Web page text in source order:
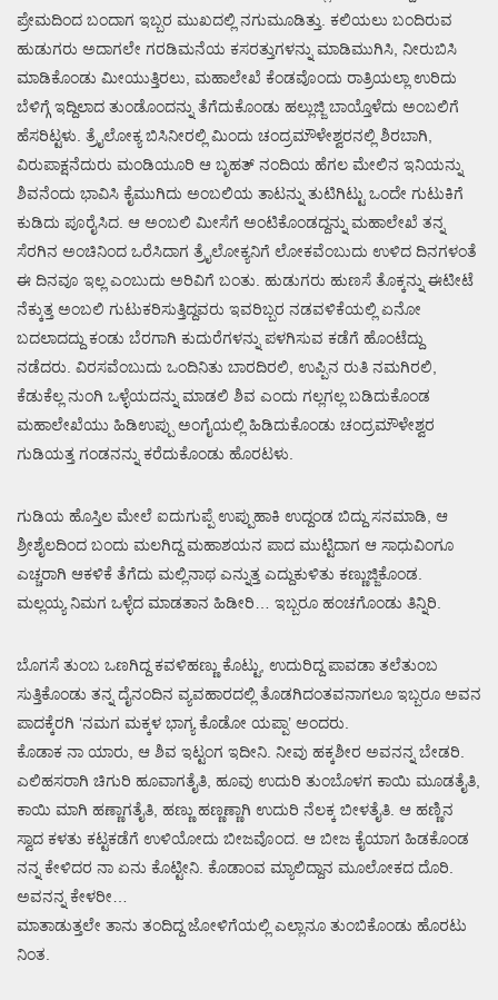
ಪ್ರೇಮದಿಂದ ಬಂದಾಗ ಇಬ್ಬರ ಮುಖದಲ್ಲಿ ನಗುಮೂಡಿತ್ತು. ಕಲಿಯಲು ಬಂದಿರುವ
ಹುಡುಗರು ಅದಾಗಲೇ ಗರಡಿಮನೆಯ ಕಸರತ್ತುಗಳನ್ನು ಮಾಡಿಮುಗಿಸಿ, ನೀರುಬಿಸಿ
ಮಾಡಿಕೊಂಡು ಮೀಯುತ್ತಿರಲು, ಮಹಾಲೇಖೆ ಕೆಂಡವೊಂದು ರಾತ್ರಿಯಲ್ಲಾ ಉರಿದು
ಬೆಳಿಗ್ಗೆ ಇದ್ದಿಲಾದ ತುಂಡೊಂದನ್ನು ತೆಗೆದುಕೊಂಡು ಹಲ್ಲುಜ್ಜಿ ಬಾಯ್ತೊಳೆದು ಅಂಬಲಿಗೆ
ಹೆಸರಿಟ್ಟಳು. ತ್ರೈಲೋಕ್ಯ ಬಿಸಿನೀರಲ್ಲಿ ಮಿಂದು ಚಂದ್ರಮೌಳೇಶ್ವರನಲ್ಲಿ ಶಿರಬಾಗಿ,
ವಿರುಪಾಕ್ಷನೆದುರು ಮಂಡಿಯೂರಿ ಆ ಬೃಹತ್ ನಂದಿಯ ಹೆಗಲ ಮೇಲಿನ ಇನಿಯನ್ನು
ಶಿವನೆಂದು ಭಾವಿಸಿ ಕೈಮುಗಿದು ಅಂಬಲಿಯ ತಾಟನ್ನು ತುಟಿಗಿಟ್ಟು ಒಂದೇ ಗುಟುಕಿಗೆ
ಕುಡಿದು ಪೂರೈಸಿದ. ಆ ಅಂಬಲಿ ಮೀಸೆಗೆ ಅಂಟಿಕೊಂಡದ್ದನ್ನು ಮಹಾಲೇಖೆ ತನ್ನ
ಸೆರಗಿನ ಅಂಚಿನಿಂದ ಒರೆಸಿದಾಗ ತ್ರೈಲೋಕ್ಯನಿಗೆ ಲೋಕವೆಂಬುದು ಉಳಿದ ದಿನಗಳಂತೆ
ಈ ದಿನವೂ ಇಲ್ಲ ಎಂಬುದು ಅರಿವಿಗೆ ಬಂತು. ಹುಡುಗರು ಹುಣಸೆ ತೊಕ್ಕನ್ನು ಈಟೀಟೆ
ನೆಕ್ಕುತ್ತ ಅಂಬಲಿ ಗುಟುಕರಿಸುತ್ತಿದ್ದವರು ಇವರಿಬ್ಬರ ನಡವಳಿಕೆಯಲ್ಲಿ ಏನೋ
ಬದಲಾದದ್ದು ಕಂಡು ಬೆರಗಾಗಿ ಕುದುರೆಗಳನ್ನು ಪಳಗಿಸುವ ಕಡೆಗೆ ಹೊಂಟೆದ್ದು
ನಡೆದರು. ವಿರಸವೆಂಬುದು ಒಂದಿನಿತು ಬಾರದಿರಲಿ, ಉಪ್ಪಿನ ರುತಿ ನಮಗಿರಲಿ,
ಕೆಡುಕೆಲ್ಲ ನುಂಗಿ ಒಳ್ಳೆಯದನ್ನು ಮಾಡಲಿ ಶಿವ ಎಂದು ಗಲ್ಲಗಲ್ಲ ಬಡಿದುಕೊಂಡ
ಮಹಾಲೇಖೆಯು ಹಿಡಿಉಪ್ಪು ಅಂಗೈಯಲ್ಲಿ ಹಿಡಿದುಕೊಂಡು ಚಂದ್ರಮೌಳೇಶ್ವರ
ಗುಡಿಯತ್ತ ಗಂಡನನ್ನು ಕರೆದುಕೊಂಡು ಹೊರಟಳು.
ಗುಡಿಯ ಹೊಸ್ತಿಲ ಮೇಲೆ ಐದುಗುಪ್ಪೆ ಉಪ್ಪುಹಾಕಿ ಉದ್ದಂಡ ಬಿದ್ದು ಸನಮಾಡಿ, ಆ
ಶ್ರೀಶೈಲದಿಂದ ಬಂದು ಮಲಗಿದ್ದ ಮಹಾಶಯನ ಪಾದ ಮುಟ್ಟಿದಾಗ ಆ ಸಾಧುವಿಂಗೂ
ಎಚ್ಚರಾಗಿ ಆಕಳಿಕೆ ತೆಗೆದು ಮಲ್ಲಿನಾಥ ಎನ್ನುತ್ತ ಎದ್ದುಕುಳಿತು ಕಣ್ಣುಜ್ಜಿಕೊಂಡ.
ಮಲ್ಲಯ್ಯ ನಿಮಗ ಒಳ್ಳೆದ ಮಾಡತಾನ ಹಿಡೀರಿ… ಇಬ್ಬರೂ ಹಂಚಗೊಂಡು ತಿನ್ನಿರಿ.
ಬೊಗಸೆ ತುಂಬ ಒಣಗಿದ್ದ ಕವಳಿಹಣ್ಣು ಕೊಟ್ಟು, ಉದುರಿದ್ದ ಪಾವಡಾ ತಲೆತುಂಬ
ಸುತ್ತಿಕೊಂಡು ತನ್ನ ದೈನಂದಿನ ವ್ಯವಹಾರದಲ್ಲಿ ತೊಡಗಿದಂತವನಾಗಲೂ ಇಬ್ಬರೂ ಅವನ
ಪಾದಕ್ಕೆರಗಿ ‘ನಮಗ ಮಕ್ಕಳ ಭಾಗ್ಯ ಕೊಡೋ ಯಪ್ಪಾ’ ಅಂದರು.
ಕೊಡಾಕ ನಾ ಯಾರು, ಆ ಶಿವ ಇಟ್ಟಂಗ ಇದೀನಿ. ನೀವು ಹಕ್ಕಶೀರ ಅವನನ್ನ ಬೇಡರಿ.
ಎಲಿಹಸರಾಗಿ ಚಿಗುರಿ ಹೂವಾಗತೈತಿ, ಹೂವು ಉದುರಿ ತುಂಬೊಳಗ ಕಾಯಿ ಮೂಡತೈತಿ,
ಕಾಯಿ ಮಾಗಿ ಹಣ್ಣಾಗತೈತಿ, ಹಣ್ಣು ಹಣ್ಣಣ್ಣಾಗಿ ಉದುರಿ ನೆಲಕ್ಕ ಬೀಳತೈತಿ. ಆ ಹಣ್ಣಿನ
ಸ್ವಾದ ಕಳತು ಕಟ್ಟಕಡೆಗೆ ಉಳಿಯೋದು ಬೀಜವೊಂದ. ಆ ಬೀಜ ಕೈಯಾಗ ಹಿಡಕೊಂಡ
ನನ್ನ ಕೇಳಿದರ ನಾ ಏನು ಕೊಟ್ಟೀನಿ. ಕೊಡಾಂವ ಮ್ಯಾಲಿದ್ದಾನ ಮೂಲೋಕದ ದೊರಿ.
ಅವನನ್ನ ಕೇಳರೀ…
ಮಾತಾಡುತ್ತಲೇ ತಾನು ತಂದಿದ್ದ ಜೋಳಿಗೆಯಲ್ಲಿ ಎಲ್ಲಾನೂ ತುಂಬಿಕೊಂಡು ಹೊರಟು
ನಿಂತ.